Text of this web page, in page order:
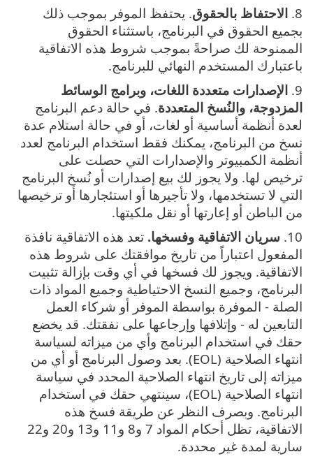
8. الاحتفاظ بالحقوق. يحتفظ الموفر بموجب ذلك
بجميع الحقوق في البرنامج، باستثناء الحقوق
الممنوحة لك صراحةً بموجب شروط هذه الاتفاقية
باعتبارك المستخدم النهائي للبرنامج.
9. الإصدارات متعددة اللغات، وبرامج الوسائط
المزدوجة، والنُسخ المتعددة. في حالة دعم البرنامج
لعدة أنظمة أساسية أو لغات، أو في حالة استلام عدة
نسخ من البرنامج، يمكنك فقط استخدام البرنامج لعدد
أنظمة الكمبيوتر والإصدارات التي حصلت على
ترخيص لها. ولا يجوز لك بيع إصدارات أو نُسخ البرنامج
التي لا تستخدمها، ولا تأجيرها أو استئجارها أو ترخيصها
من الباطن أو إعارتها أو نقل ملكيتها.
10. سريان الاتفاقية وفسخها‎. تعد هذه الاتفاقية نافذة
المفعول اعتباراً من تاريخ موافقتك على شروط هذه
الاتفاقية‎. ويجوز لك فسخها في أي وقت بإزالة تثبيت
البرنامج، وجميع النسخ الاحتياطية وجميع المواد ذات
الصلة - الموفرة بواسطة الموفر أو شركاء العمل
التابعين له - وإتلافها وإرجاعها على نفقتك. قد يخضع
حقك في استخدام البرنامج وأي من ميزاته لسياسة
انتهاء الصلاحية (EOL). بعد وصول البرنامج أو أي من
ميزاته إلى تاريخ انتهاء الصلاحية المحدد في سياسة
انتهاء الصلاحية (EOL)، سينتهي حقك في استخدام
البرنامج. وبصرف النظر عن طريقة فسخ هذه
الاتفاقية، تظل أحكام المواد 7 و8 و11 و13 و20 و22
سارية لمدة غير محددة.